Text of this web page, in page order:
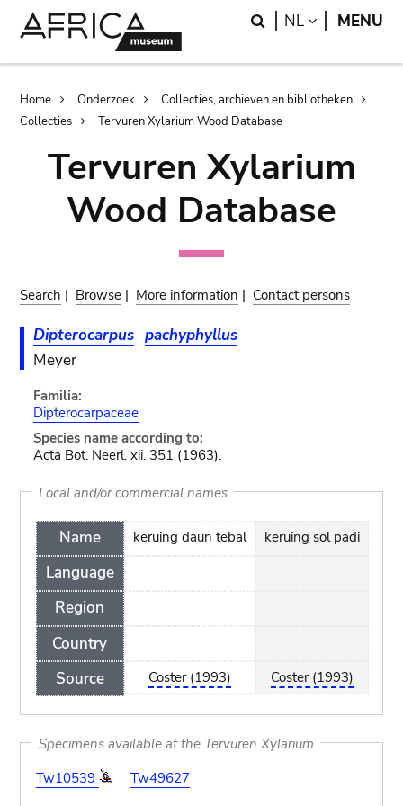
Search
NL LANGUAGE
MENU
Breadcrumb
Home Onderzoek
Collecties, archieven en bibliotheken
Collecties
Tervuren Xylarium Wood Database
Tervuren Xylarium
Wood Database
Search | Browse | More information | Contact persons
Dipterocarpus pachyphyllus
Meyer
Familia:
Dipterocarpaceae
Species name according to:
Acta Bot. Neerl. xii. 351 (1963).
Local and/or commercial names
Name
Language
Region
Country
Source
keruing daun tebal
Coster (1993)
keruing sol padi
Coster (1993)
Specimens available at the Tervuren Xylarium
Tw10539
Tw49627